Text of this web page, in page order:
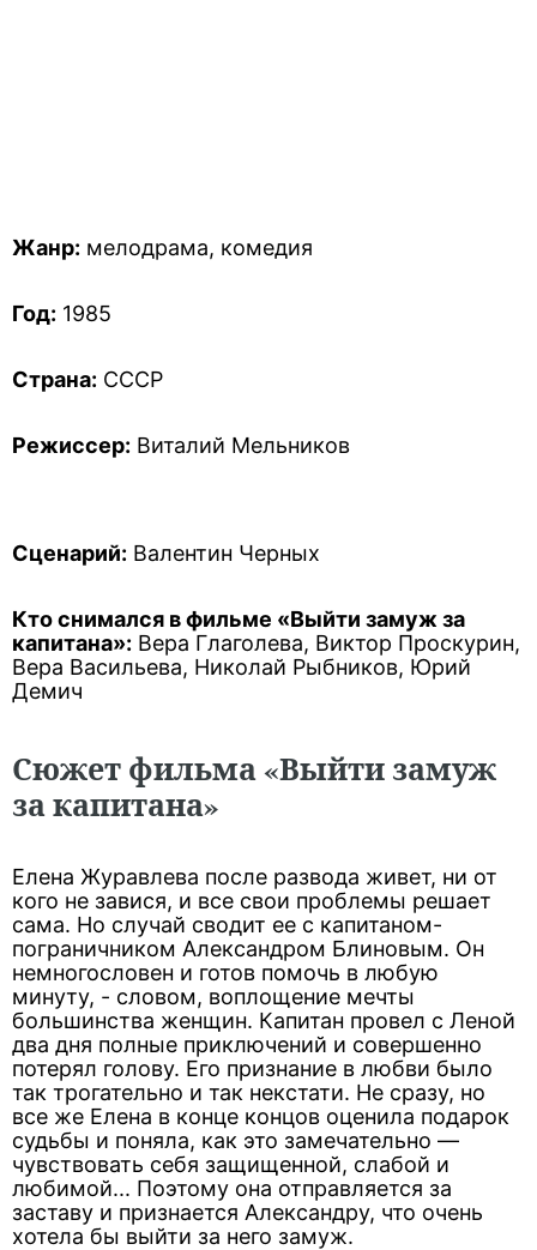
Жанр: мелодрама, комедия
Год: 1985
Страна: СССР
Режиссер: Виталий Мельников
Сценарий: Валентин Черных
Кто снимался в фильме «Выйти замуж за
капитана»: Вера Глаголева, Виктор Проскурин,
Вера Васильева, Николай Рыбников, Юрий
Демич
Сюжет фильма «Выйти замуж
за капитана»
Елена Журавлева после развода живет, ни от
кого не завися, и все свои проблемы решает
сама. Но случай сводит ее с капитаном-
пограничником Александром Блиновым. Он
немногословен и готов помочь в любую
минуту, - словом, воплощение мечты
большинства женщин. Капитан провел с Леной
два дня полные приключений и совершенно
потерял голову. Его признание в любви было
так трогательно и так некстати. Не сразу, но
все же Елена в конце концов оценила подарок
судьбы и поняла, как это замечательно —
чувствовать себя защищенной, слабой и
любимой... Поэтому она отправляется за
заставу и признается Александру, что очень
хотела бы выйти за него замуж.